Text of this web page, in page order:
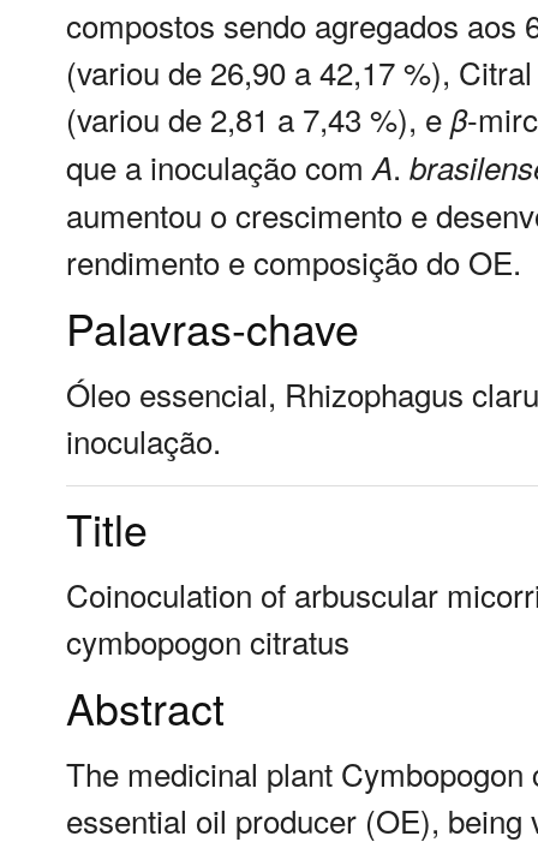
compostos sendo agregados aos
(variou de 26,90 a 42,17 %),
(variou de 2,81 a 7,43 %), e β-
que a inoculação com A.
aumentou o crescimento e
rendimento e composição do OE.
Palavras-chave
Óleo essencial, Rhizophagus
inoculação.
Title
Coinoculation of arbuscular
cymbopogon citratus
Abstract
The medicinal plant
essential oil producer (OE),